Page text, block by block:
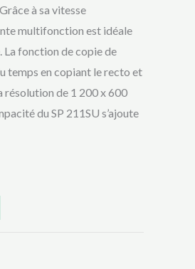
à sa vitesse
multifonction est idéale
La fonction de copie de
temps en copiant le recto et
résolution de 1 200 x 600
du SP 211SU s’ajoute